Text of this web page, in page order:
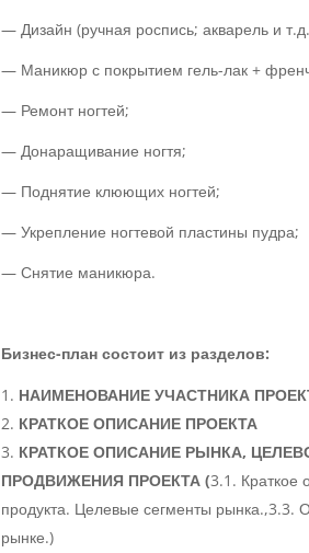
— Дизайн (ручная роспись; акварель и
— Маникюр с покрытием гель-лак +
— Ремонт ногтей;
— Донаращивание ногтя;
— Поднятие клюющих ногтей;
— Укрепление ногтевой пластины пудра;
— Снятие маникюра.
Бизнес-план состоит из разделов:
НАИМЕНОВАНИЕ УЧАСТНИКА
КРАТКОЕ ОПИСАНИЕ ПРОЕКТА
КРАТКОЕ ОПИСАНИЕ РЫНКА,
ПРОДВИЖЕНИЯ ПРОЕКТА (3.1. Краткое
продукта. Целевые сегменты рынка.,3.3.
рынке.)